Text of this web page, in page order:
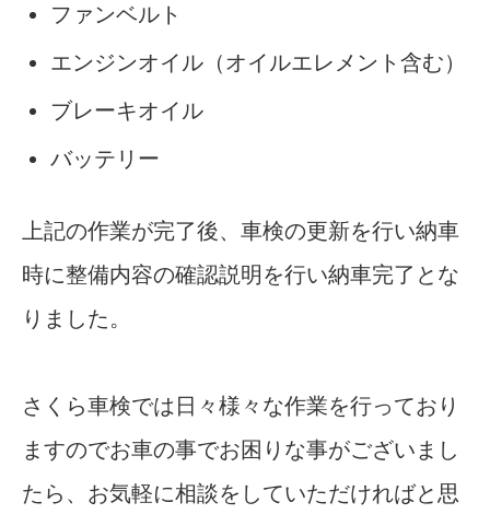
ファンベルト
エンジンオイル（オイルエレメント含む）
ブレーキオイル
バッテリー
上記の作業が完了後、車検の更新を行い納車
時に整備内容の確認説明を行い納車完了とな
りました。
さくら車検では日々様々な作業を行っており
ますのでお車の事でお困りな事がございまし
たら、お気軽に相談をしていただければと思